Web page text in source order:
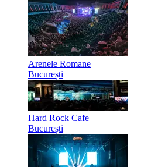
Arenele Romane
București
Hard Rock Cafe
București